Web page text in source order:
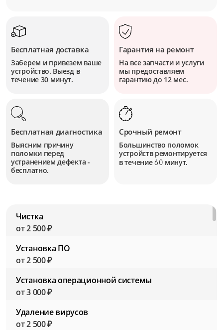
Бесплатная доставка
Заберем и привезем ваше
устройство. Выезд в
течение 30 минут.
Гарантия на ремонт
На все запчасти и услуги
мы предоставляем
гарантию до 12 мес.
Бесплатная диагностика
Выясним причину
поломки перед
устранением дефекта -
бесплатно.
Срочный ремонт
Большинство поломок
устройств ремонтируется
в течение60 минут.
Чистка
от 2 500 ₽
Установка ПО
от 2 500 ₽
Установка операционной системы
от 3 000 ₽
Удаление вирусов
от 2 500 ₽